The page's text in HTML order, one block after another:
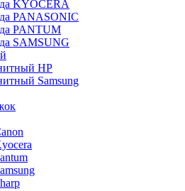
KYOCERA
PANASONIC
PANTUM
SAMSUNG
HP
Samsung